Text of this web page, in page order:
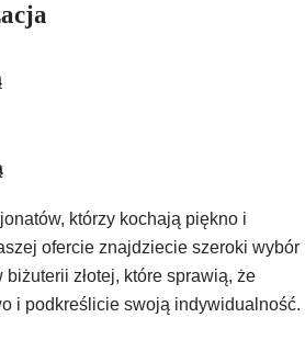
którzy kochają piękno i
ofercie znajdziecie szeroki wybór
złotej, które sprawią, że
i podkreślicie swoją indywidualność.